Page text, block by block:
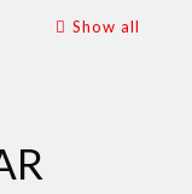
Show all